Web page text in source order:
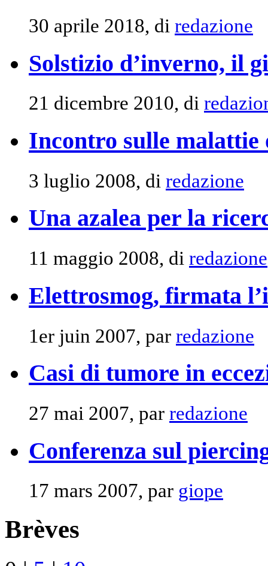
30 aprile 2018, di redazione
Solstizio d’inverno, il
21 dicembre 2010, di
Incontro sulle malattie
3 luglio 2008, di redazione
Una azalea per la
11 maggio 2008, di redazione
Elettrosmog, firmata
1er juin 2007, par redazione
Casi di tumore in
27 mai 2007, par redazione
Conferenza sul
17 mars 2007, par giope
Brèves